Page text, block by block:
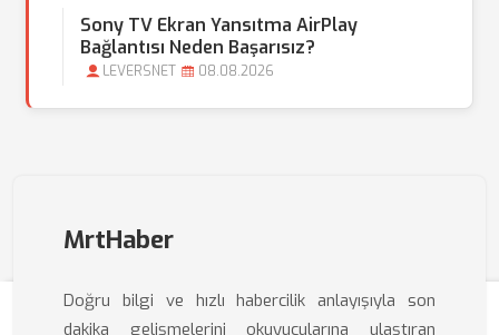
Sony TV Ekran Yansıtma AirPlay
Bağlantısı Neden Başarısız?
LEVERSNET 08.08.2026
MrtHaber
Doğru bilgi ve hızlı habercilik anlayışıyla son
dakika gelişmelerini okuyucularına ulaştıran